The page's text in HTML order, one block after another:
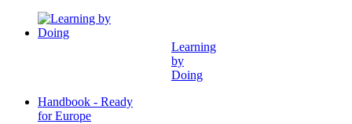
Learning
by
Doing
Handbook - Ready
for Europe